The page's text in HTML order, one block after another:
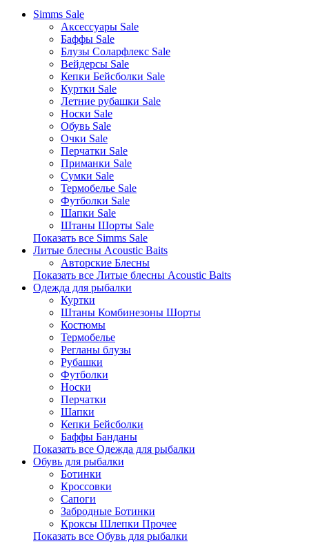
Simms Sale
Аксессуары Sale
Баффы Sale
Блузы Соларфлекс Sale
Вейдерсы Sale
Кепки Бейсболки Sale
Куртки Sale
Летние рубашки Sale
Носки Sale
Обувь Sale
Очки Sale
Перчатки Sale
Приманки Sale
Сумки Sale
Термобелье Sale
Футболки Sale
Шапки Sale
Штаны Шорты Sale
Показать все Simms Sale
Литые блесны Acoustic Baits
Авторские Блесны
Показать все Литые блесны Acoustic Baits
Одежда для рыбалки
Куртки
Штаны Комбинезоны Шорты
Костюмы
Термобелье
Регланы блузы
Рубашки
Футболки
Носки
Перчатки
Шапки
Кепки Бейсболки
Баффы Банданы
Показать все Одежда для рыбалки
Обувь для рыбалки
Ботинки
Кроссовки
Сапоги
Забродные Ботинки
Кроксы Шлепки Прочее
Показать все Обувь для рыбалки